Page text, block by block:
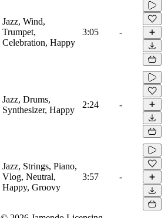
Jazz, Wind,
Trumpet,
Celebration, Happy
3:05 -
Jazz, Drums,
Synthesizer, Happy
2:24 -
Jazz, Strings, Piano,
Vlog, Neutral,
Happy, Groovy
3:57 -